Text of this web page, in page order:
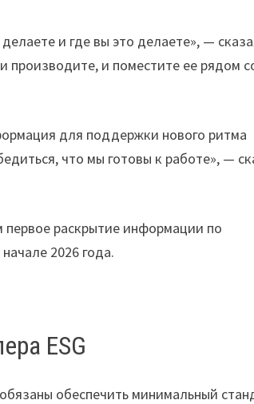
и где вы это делаете», —
производите, и поместите ее рядом
для поддержки нового ритма
что мы готовы к работе», —
первое раскрытие информации по
2026 года.
ESG
обеспечить минимальный